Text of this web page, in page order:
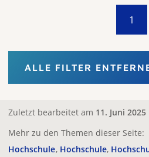
1
ALLE FILTER
Zuletzt bearbeitet am 11. Juni 2025
Mehr zu den Themen dieser Seite:
Hochschule Hochschule